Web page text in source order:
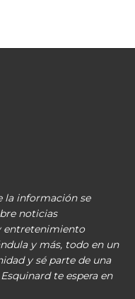
la información se
noticias
entretenimiento
y más, todo en un
y sé parte de una
te espera en